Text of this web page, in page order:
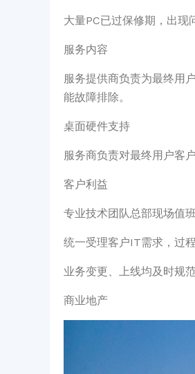
大量PC已过保修期，出现
服务内容
服务提供商负责为最终用
能故障排除。
桌面硬件支持
服务商负责对最终用户客
客户利益
专业技术团队总部现场值
统一受理客户IT需求，过
业务变更、上线均及时规
商业地产